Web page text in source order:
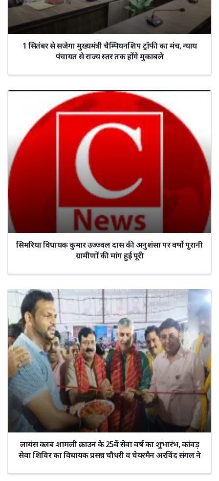
1 सितंबर से सजेगा मुख्यमंत्री चैम्पियनशिप ट्रॉफी का मंच, न्याय
पंचायत से राज्य स्तर तक होंगे मुकाबले
सिमरिया विधायक कुमार उज्ज्वल दास की अनुशंसा पर वर्षों पुरानी
ग्रामीणों की मांग हुई पूरी
लायंस क्लब शामली क्राउन के 25वें सेवा वर्ष का शुभारंभ, कांवड़
सेवा शिविर का विधायक प्रसन्न चौधरी व चेयरमैन अरविंद संगल ने